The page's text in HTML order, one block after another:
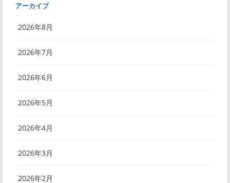
アーカイブ
2026年8月
2026年7月
2026年6月
2026年5月
2026年4月
2026年3月
2026年2月